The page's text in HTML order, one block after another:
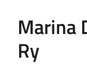
Marina
Ry